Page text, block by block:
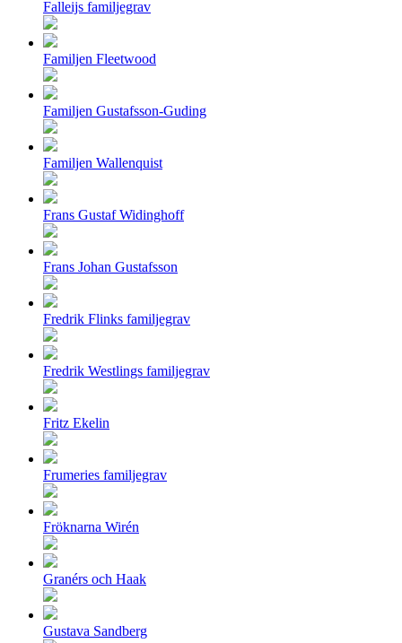
Falleijs familjegrav
Familjen Fleetwood
Familjen Gustafsson-Guding
Familjen Wallenquist
Frans Gustaf Widinghoff
Frans Johan Gustafsson
Fredrik Flinks familjegrav
Fredrik Westlings familjegrav
Fritz Ekelin
Frumeries familjegrav
Fröknarna Wirén
Granérs och Haak
Gustava Sandberg